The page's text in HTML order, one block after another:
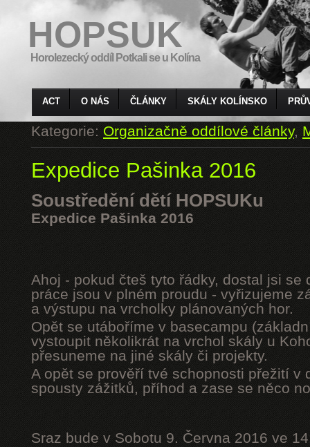
HOPSUK
Horolezecký oddíl Potkali se u Kolína
ACT O NÁS ČLÁNKY SKÁLY KOLÍNSKO
Kategorie:Organizačně oddílové články,
Expedice Pašinka 2016
Soustředění dětí HOPSUKu
Expedice Pašinka 2016
Ahoj - pokud čteš tyto řádky, dostal jsi se
práce jsou v plném proudu - vyřizujeme
a výstupu na vrcholky plánovaných hor.
Opět se utáboříme v basecampu
vystoupit několikrát na vrchol skály u
přesuneme na jiné skály či projekty.
A opět se prověří tvé schopnosti přežití v
spousty zážitků, příhod a zase se něco
Sraz bude v Sobotu 9. Června 2016 ve